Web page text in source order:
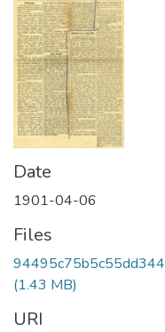
Date
1901-04-06
Files
(1.43 MB)
URI